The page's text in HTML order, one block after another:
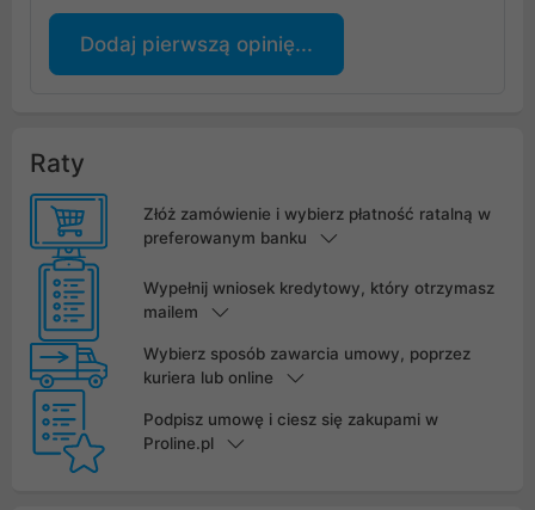
Dodaj pierwszą opinię...
Raty
Złóż zamówienie i wybierz płatność ratalną w
preferowanym banku
Wypełnij wniosek kredytowy, który otrzymasz
mailem
Wybierz sposób zawarcia umowy, poprzez
kuriera lub online
Podpisz umowę i ciesz się zakupami w
Proline.pl